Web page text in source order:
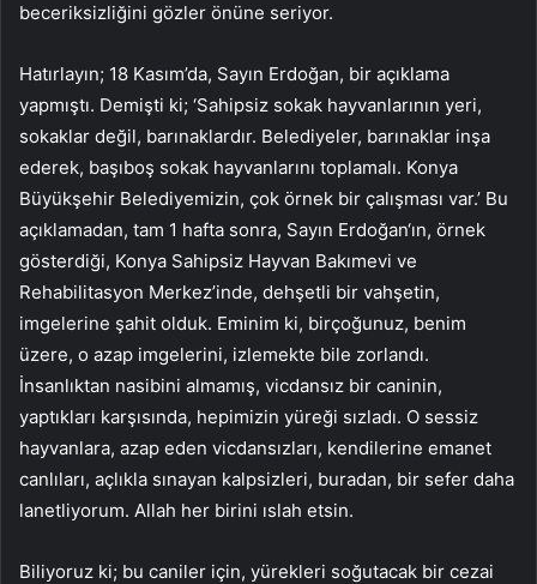
beceriksizliğini gözler önüne seriyor.
Hatırlayın; 18 Kasım’da, Sayın Erdoğan, bir açıklama
yapmıştı. Demişti ki; ‘Sahipsiz sokak hayvanlarının yeri,
sokaklar değil, barınaklardır. Belediyeler, barınaklar inşa
ederek, başıboş sokak hayvanlarını toplamalı. Konya
Büyükşehir Belediyemizin, çok örnek bir çalışması var.’ Bu
açıklamadan, tam 1 hafta sonra, Sayın Erdoğan‘ın, örnek
gösterdiği, Konya Sahipsiz Hayvan Bakımevi ve
Rehabilitasyon Merkez’inde, dehşetli bir vahşetin,
imgelerine şahit olduk. Eminim ki, birçoğunuz, benim
üzere, o azap imgelerini, izlemekte bile zorlandı.
İnsanlıktan nasibini almamış, vicdansız bir caninin,
yaptıkları karşısında, hepimizin yüreği sızladı. O sessiz
hayvanlara, azap eden vicdansızları, kendilerine emanet
canlıları, açlıkla sınayan kalpsizleri, buradan, bir sefer daha
lanetliyorum. Allah her birini ıslah etsin.
Biliyoruz ki; bu caniler için, yürekleri soğutacak bir cezai